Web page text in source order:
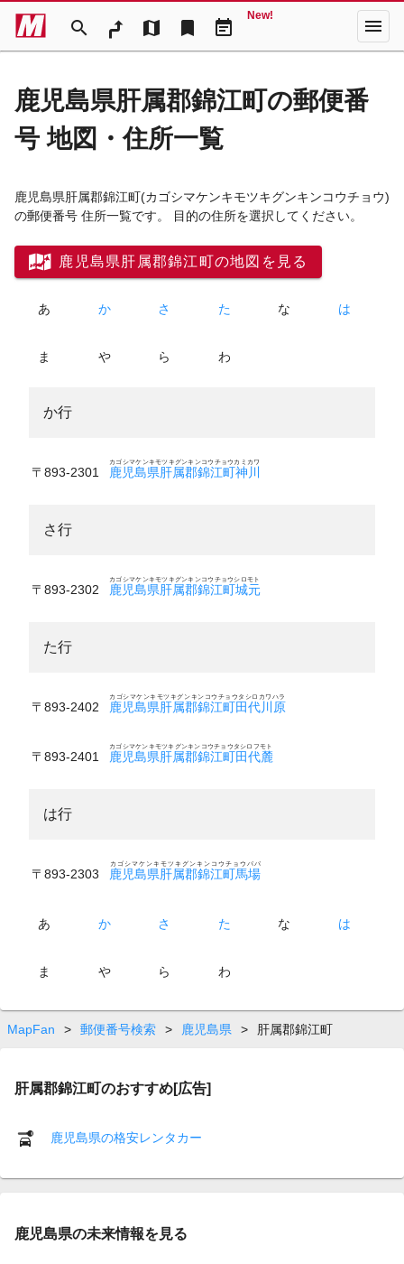
search map bookmark event_note
New! menu
鹿児島県肝属郡錦江町の郵便番
号 地図・住所一覧
鹿児島県肝属郡錦江町(カゴシマケンキモツキグンキンコウチョウ)
の郵便番号 住所一覧です。 目的の住所を選択してください。
鹿児島県肝属郡錦江町の地図を見る
あ か さ た な は
ま や ら わ
か行
〒893-2301 鹿児島県肝属郡錦江町神川
カゴシマケンキモツキグンキンコウチョウカミカワ
さ行
〒893-2302 鹿児島県肝属郡錦江町城元
カゴシマケンキモツキグンキンコウチョウシロモト
た行
〒893-2402 鹿児島県肝属郡錦江町田代川原
カゴシマケンキモツキグンキンコウチョウタシロカワハラ
〒893-2401 鹿児島県肝属郡錦江町田代麓
カゴシマケンキモツキグンキンコウチョウタシロフモト
は行
〒893-2303 鹿児島県肝属郡錦江町馬場
カゴシマケンキモツキグンキンコウチョウババ
あ か さ た な は
ま や ら わ
MapFan > 郵便番号検索 > 鹿児島県 > 肝属郡錦江町
肝属郡錦江町のおすすめ[広告]
鹿児島県の格安レンタカー
鹿児島県の未来情報を見る